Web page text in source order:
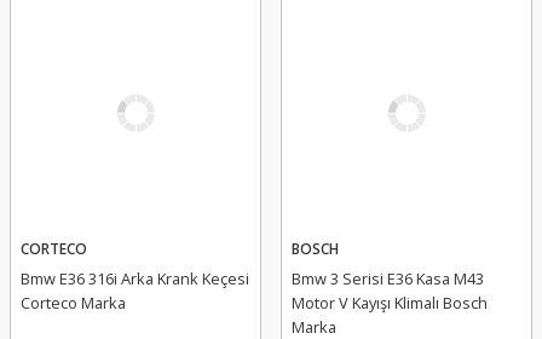
CORTECO
Bmw E36 316i Arka Krank Keçesi
Corteco Marka
BOSCH
Bmw 3 Serisi E36 Kasa M43
Motor V Kayışı Klimalı Bosch
Marka